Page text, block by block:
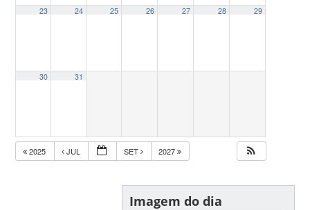
23 24 25 26 27 28 29
30 31
2025 JUL SET 2027
Imagem do dia